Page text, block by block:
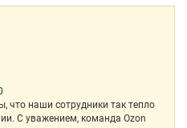
что наши сотрудники так тепло
С уважением, команда Ozon